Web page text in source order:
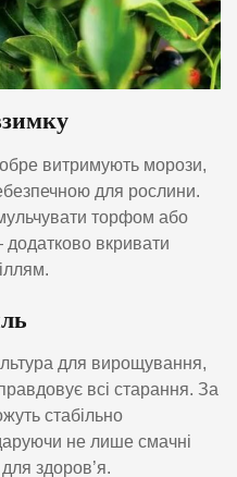
витримують морози,
для рослини.
торфом або
вкривати
для вирощування,
всі старання. За
стабільно
не лише смачні
здоров’я.